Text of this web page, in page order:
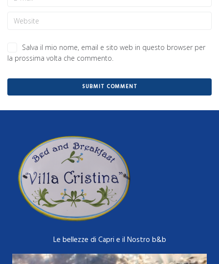
Salva il mio nome, email e sito web in questo browser per
la prossima volta che commento.
Le bellezze di Capri e il Nostro b&b